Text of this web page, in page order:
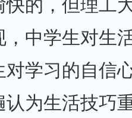
快的，但理工
，中学生对生
对学习的自信
认为生活技巧